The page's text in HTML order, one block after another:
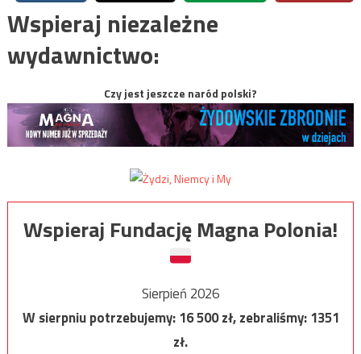
Wspieraj niezależne
wydawnictwo:
Czy jest jeszcze naród polski?
Wspieraj Fundację Magna Polonia!
Sierpień 2026
W sierpniu potrzebujemy:16 500zł, zebraliśmy:1351
zł.